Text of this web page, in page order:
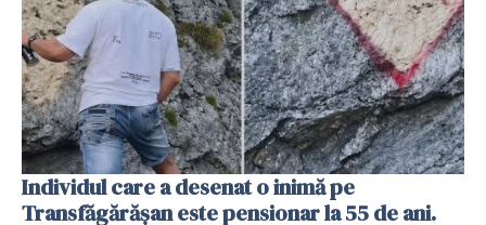
Individul care a desenat o inimă pe
Transfăgărășan este pensionar la 55 de ani.